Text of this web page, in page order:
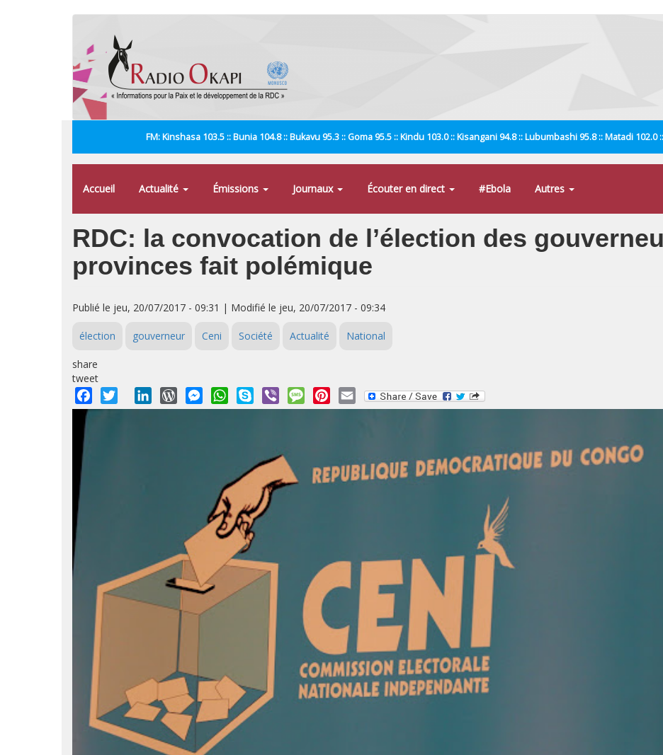
FM: Kinshasa 103.5 :: Bunia 104.8 :: Bukavu 95.3 :: Goma 95.5 :: Kindu 103.0 :: Kisangani 94.8 :: Lubumbashi 95.8 :: Matadi
Accueil Actualité Émissions Journaux Écouter en direct #Ebola Autres
RDC: la convocation de l’élection des
provinces fait polémique
Publié le jeu, 20/07/2017 - 09:31 | Modifié le jeu, 20/07/2017 - 09:34
élection gouverneur Ceni Société Actualité National
share
tweet
Facebook
Twitter LinkedInWordPressMessengerWhatsApp
Skype Viber MessagePinterest
Email